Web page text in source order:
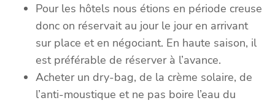
Pour les hôtels nous étions en période creuse
donc on réservait au jour le jour en arrivant
sur place et en négociant. En haute saison, il
est préférable de réserver à l’avance.
Acheter un dry-bag, de la crème solaire, de
l’anti-moustique et ne pas boire l’eau du